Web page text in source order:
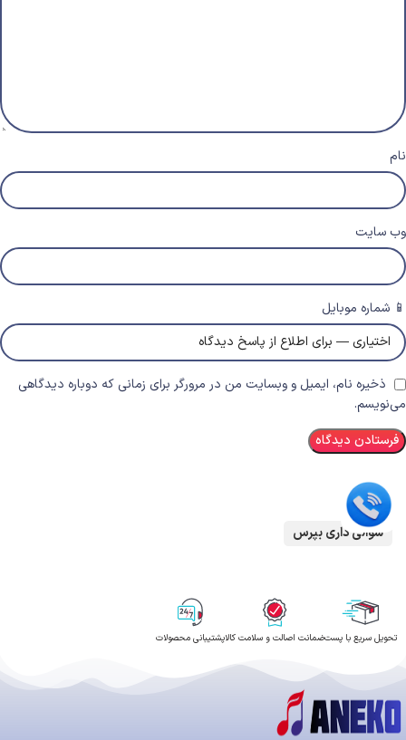
نام
وب‌ سایت
📱 شماره موبایل
ذخیره نام، ایمیل و وبسایت من در مرورگر برای زمانی که دوباره دیدگاهی
می‌نویسم.
سوالی داری بپرس
تحویل سریع با پستضمانت اصالت و سلامت کالاپشتیبانی محصولات